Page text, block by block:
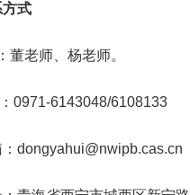
方式
董老师、杨老师。
6143048/6108133
dongyahui@nwipb.cas.cn